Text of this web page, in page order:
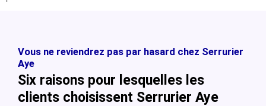
Vous ne reviendrez pas par hasard chez Serrurier
Aye
Six raisons pour lesquelles les
clients choisissent Serrurier Aye